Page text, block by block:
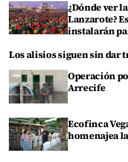
¿Dónde ver
Lanzarote?
instalarán
Los alisios siguen sin dar
Operación
Arrecife
Ecofinca
homenajea